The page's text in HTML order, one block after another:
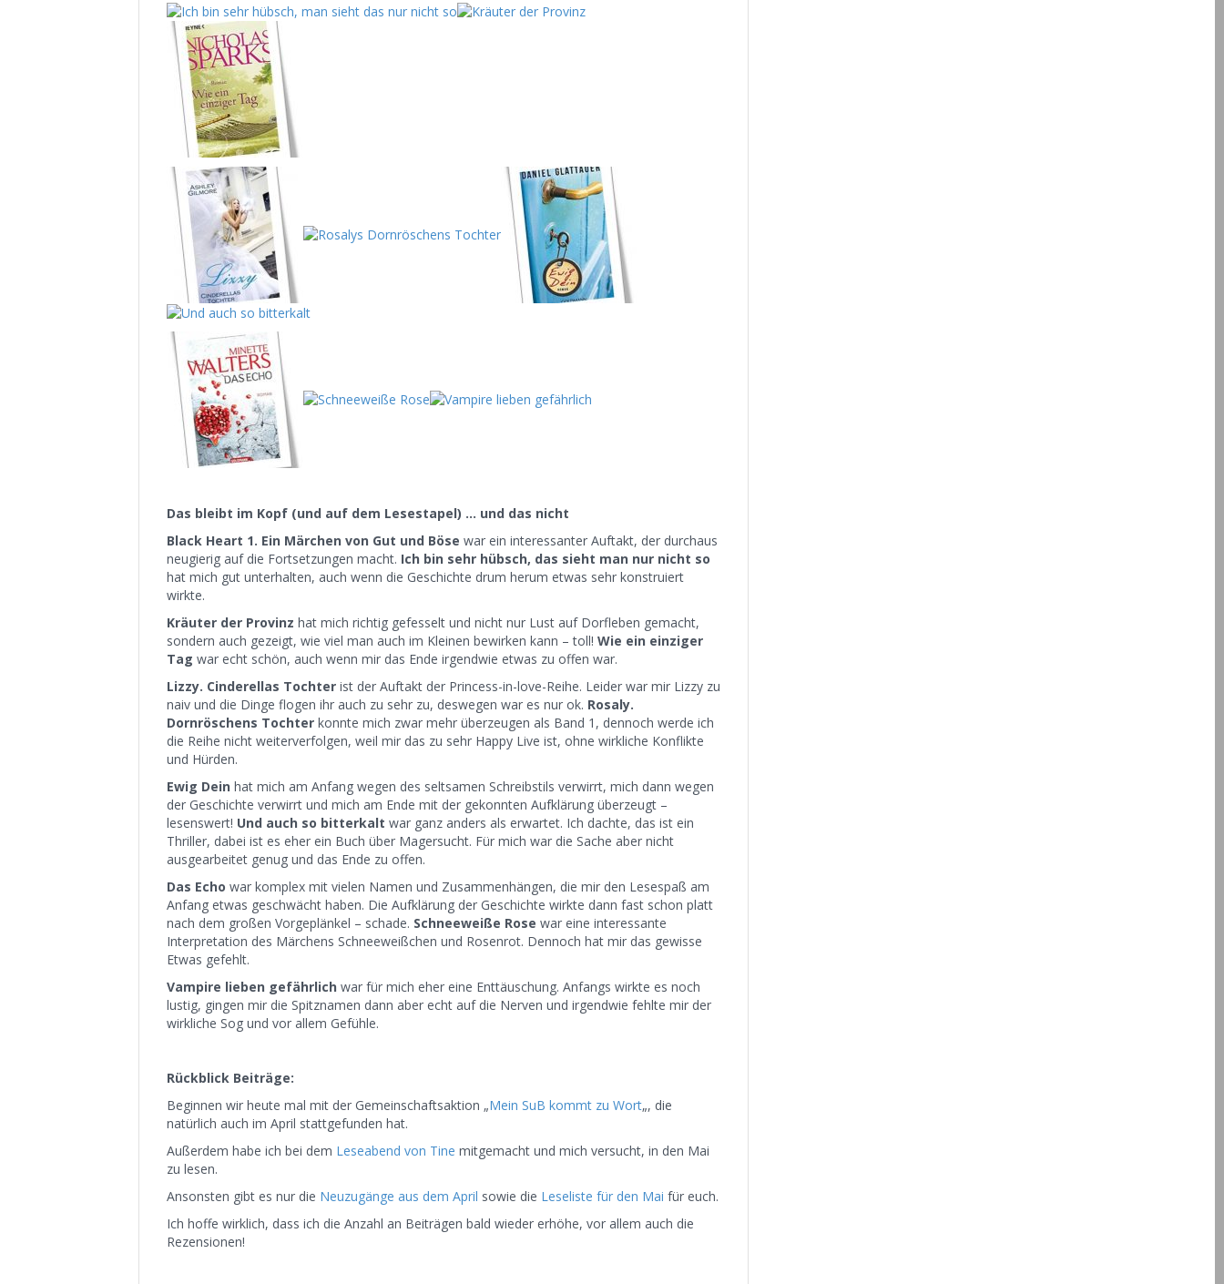
Das bleibt im Kopf (und auf dem Lesestapel) … und das nicht
Black Heart 1. Ein Märchen von Gut und Böse war ein interessanter Auftakt, der durchaus
neugierig auf die Fortsetzungen macht. Ich bin sehr hübsch, das sieht man nur nicht so
hat mich gut unterhalten, auch wenn die Geschichte drum herum etwas sehr konstruiert
wirkte.
Kräuter der Provinz hat mich richtig gefesselt und nicht nur Lust auf Dorfleben gemacht,
sondern auch gezeigt, wie viel man auch im Kleinen bewirken kann – toll! Wie ein einziger
Tag war echt schön, auch wenn mir das Ende irgendwie etwas zu offen war.
Lizzy. Cinderellas Tochter ist der Auftakt der Princess-in-love-Reihe. Leider war mir Lizzy zu
naiv und die Dinge flogen ihr auch zu sehr zu, deswegen war es nur ok. Rosaly.
Dornröschens Tochter konnte mich zwar mehr überzeugen als Band 1, dennoch werde ich
die Reihe nicht weiterverfolgen, weil mir das zu sehr Happy Live ist, ohne wirkliche Konflikte
und Hürden.
Ewig Dein hat mich am Anfang wegen des seltsamen Schreibstils verwirrt, mich dann wegen
der Geschichte verwirrt und mich am Ende mit der gekonnten Aufklärung überzeugt –
lesenswert! Und auch so bitterkalt war ganz anders als erwartet. Ich dachte, das ist ein
Thriller, dabei ist es eher ein Buch über Magersucht. Für mich war die Sache aber nicht
ausgearbeitet genug und das Ende zu offen.
Das Echo war komplex mit vielen Namen und Zusammenhängen, die mir den Lesespaß am
Anfang etwas geschwächt haben. Die Aufklärung der Geschichte wirkte dann fast schon platt
nach dem großen Vorgeplänkel – schade. Schneeweiße Rose war eine interessante
Interpretation des Märchens Schneeweißchen und Rosenrot. Dennoch hat mir das gewisse
Etwas gefehlt.
Vampire lieben gefährlich war für mich eher eine Enttäuschung. Anfangs wirkte es noch
lustig, gingen mir die Spitznamen dann aber echt auf die Nerven und irgendwie fehlte mir der
wirkliche Sog und vor allem Gefühle.
Rückblick Beiträge:
Beginnen wir heute mal mit der Gemeinschaftsaktion „Mein SuB kommt zu Wort„, die
natürlich auch im April stattgefunden hat.
Außerdem habe ich bei dem Leseabend von Tine mitgemacht und mich versucht, in den Mai
zu lesen.
Ansonsten gibt es nur die Neuzugänge aus dem April sowie die Leseliste für den Mai für euch.
Ich hoffe wirklich, dass ich die Anzahl an Beiträgen bald wieder erhöhe, vor allem auch die
Rezensionen!